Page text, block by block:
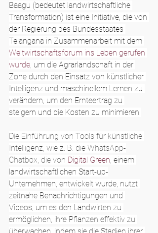
Baagu (bedeutet landwirtschaftliche
Transformation) ist eine Initiative, die von
der Regierung des Bundesstaates
Telangana in Zusammenarbeit mit dem
Weltwirtschaftsforum ins Leben gerufen
wurde, um die Agrarlandschaft in der
Zone durch den Einsatz von künstlicher
Intelligenz und maschinellem Lernen zu
verändern, um den Ernteertrag zu
steigern und die Kosten zu minimieren.
Die Einführung von Tools für künstliche
Intelligenz, wie z. B. die WhatsApp-
Chatbox, die von Digital Green, einem
landwirtschaftlichen Start-up-
Unternehmen, entwickelt wurde, nutzt
zeitnahe Benachrichtigungen und
Videos, um es den Landwirten zu
ermöglichen, ihre Pflanzen effektiv zu